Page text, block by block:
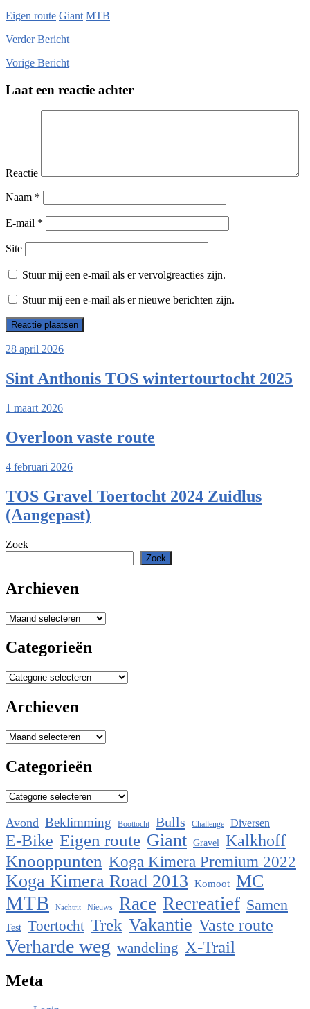
Eigen route Giant MTB
VerderBericht
Vorige Bericht
Laat een reactie achter
Reactie
Naam *
E-mail *
Site
Stuur mij een e-mail als er vervolgreacties zijn.
Stuur mij een e-mail als er nieuwe berichten zijn.
28 april 2026
Sint Anthonis TOS wintertourtocht 2025
1 maart 2026
Overloon vaste route
4 februari 2026
TOS Gravel Toertocht 2024 Zuidlus
(Aangepast)
Zoek
Zoek
Archieven
Archieven
Categorieën
Categorieën
Archieven
Archieven
Categorieën
Categorieën
Avond Beklimming Boottocht Bulls Challenge Diversen
E-Bike Eigen route Giant Gravel Kalkhoff
Knooppunten Koga Kimera Premium 2022
Koga Kimera Road 2013 Komoot MC
MTB Nachtrit Nieuws Race Recreatief Samen
Test Toertocht Trek Vakantie Vaste route
Verharde weg wandeling X-Trail
Meta